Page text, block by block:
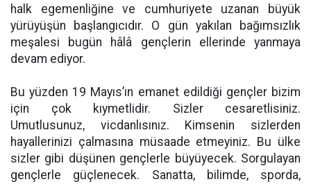
halk egemenliğine ve cumhuriyete uzanan büyük
yürüyüşün başlangıcıdır. O gün yakılan bağımsızlık
meşalesi bugün hâlâ gençlerin ellerinde yanmaya
devam ediyor.
Bu yüzden 19 Mayıs’ın emanet edildiği gençler bizim
için çok kıymetlidir. Sizler cesaretlisiniz.
Umutlusunuz, vicdanlısınız. Kimsenin sizlerden
hayallerinizi çalmasına müsaade etmeyiniz. Bu ülke
sizler gibi düşünen gençlerle büyüyecek. Sorgulayan
gençlerle güçlenecek. Sanatta, bilimde, sporda,